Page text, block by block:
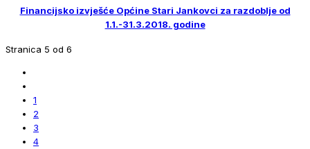
Financijsko izvješće Općine Stari Jankovci za razdoblje od
1.1.-31.3.2018. godine
Stranica 5 od 6
1
2
3
4